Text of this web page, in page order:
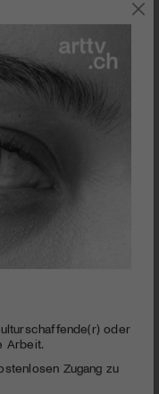
Filmfestival
der art-tv
oder
Zugang zu